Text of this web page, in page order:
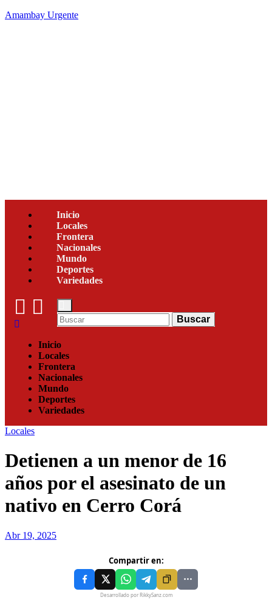
Amambay Urgente
Inicio
Locales
Frontera
Nacionales
Mundo
Deportes
Variedades
Inicio
Locales
Frontera
Nacionales
Mundo
Deportes
Variedades
Buscar
Locales
Detienen a un menor de 16
años por el asesinato de un
nativo en Cerro Corá
Abr 19, 2025
Compartir en:
Desarrollado por RikkySanz.com